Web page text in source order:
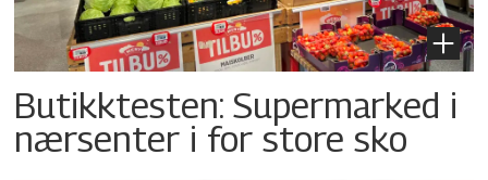
Butikktesten: Supermarked i
nærsenter i for store sko